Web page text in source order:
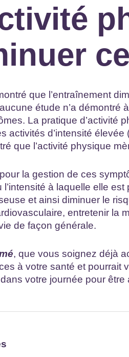
que l’entraînement
étude n’a démontré
La pratique d’activité
activités d’intensité
que l’activité physique
la gestion de ces
l’intensité à laquelle elle
et ainsi diminuer le
entretenir la
de façon générale.
, que vous soignez déjà
à votre santé et pourrait
votre journée pour être